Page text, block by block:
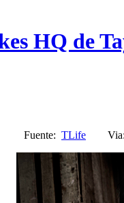
HQ de
Fuente: TLife